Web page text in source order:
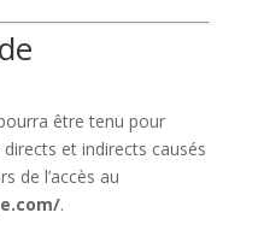
être tenu pour
et indirects causés
de l’accès au
.